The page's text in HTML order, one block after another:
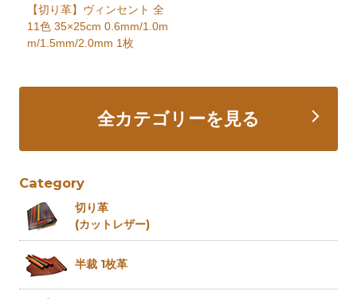
【切り革】ヴィンセント 全
11色 35×25cm 0.6mm/1.0m
m/1.5mm/2.0mm 1枚
全カテゴリーを見る
Category
切り革
(カットレザー)
半裁 1枚革